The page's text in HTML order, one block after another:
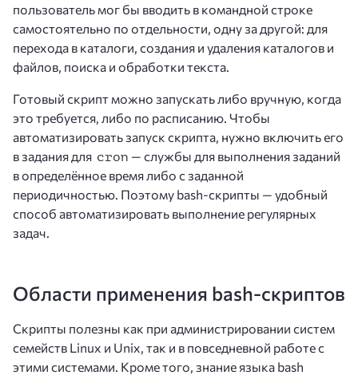
пользователь мог бы вводить в командной строке
самостоятельно по отдельности, одну за другой: для
перехода в каталоги, создания и удаления каталогов и
файлов, поиска и обработки текста.
Готовый скрипт можно запускать либо вручную, когда
это требуется, либо по расписанию. Чтобы
автоматизировать запуск скрипта, нужно включить его
в задания для cron — службы для выполнения заданий
в определённое время либо с заданной
периодичностью. Поэтому bash-скрипты — удобный
способ автоматизировать выполнение регулярных
задач.
Области применения bash-скриптов
Скрипты полезны как при администрировании систем
семейств Linux и Unix, так и в повседневной работе с
этими системами. Кроме того, знание языка bash